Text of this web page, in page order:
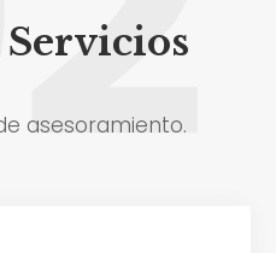
asesoramiento.